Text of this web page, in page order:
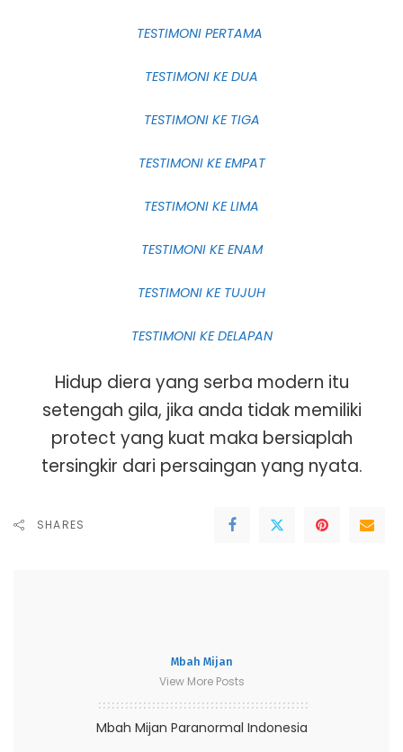
TESTIMONI PERTAMA
TESTIMONI KE DUA
TESTIMONI KE TIGA
TESTIMONI KE EMPAT
TESTIMONI KE LIMA
TESTIMONI KE ENAM
TESTIMONI KE TUJUH
TESTIMONI KE DELAPAN
Hidup diera yang serba modern itu
setengah gila, jika anda tidak memiliki
protect yang kuat maka bersiaplah
tersingkir dari persaingan yang nyata.
SHARES
Mbah Mijan
View More Posts
Mbah Mijan Paranormal Indonesia